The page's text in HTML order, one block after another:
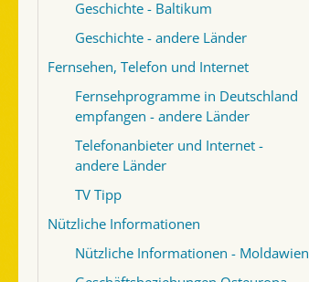
Geschichte - Baltikum
Geschichte - andere Länder
Fernsehen, Telefon und Internet
Fernsehprogramme in Deutschland
empfangen - andere Länder
Telefonanbieter und Internet -
andere Länder
TV Tipp
Nützliche Informationen
Nützliche Informationen - Moldawien